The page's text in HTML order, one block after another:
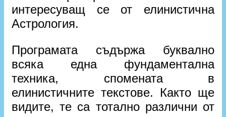
интересуващ се от елинистична
Астрология.
Програмата съдържа буквално
всяка една фундаментална
техника, спомената в
елинистичните текстове. Както ще
видите, те са тотално различни от